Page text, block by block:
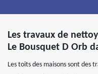
Les travaux de
Le Bousquet D Orb
Les toits des maisons sont des